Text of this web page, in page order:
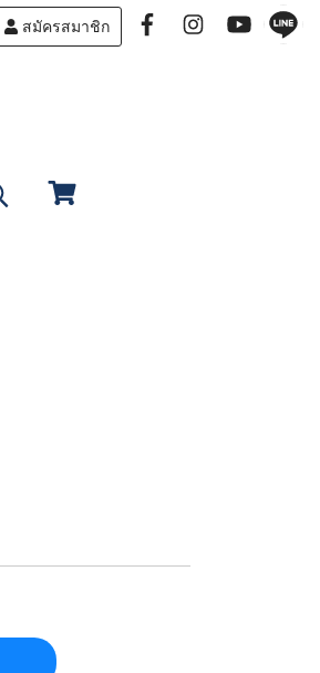
สมัครสมาชิก